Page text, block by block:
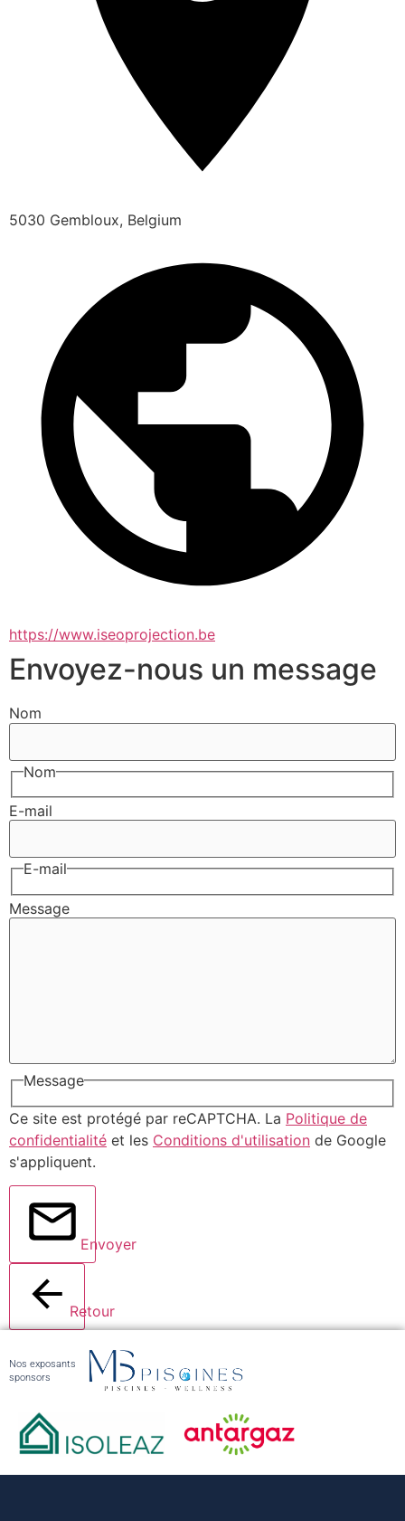
5030 Gembloux, Belgium
https://www.iseoprojection.be
Envoyez-nous un message
Nom
Nom
E-mail
E-mail
Message
Message
Ce site est protégé par reCAPTCHA. La Politique de
confidentialité et les Conditions d'utilisation de Google
s'appliquent.
Envoyer
Retour
Nos exposants
sponsors